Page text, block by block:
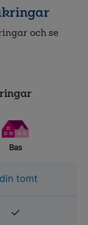
och se
Bas
tomt